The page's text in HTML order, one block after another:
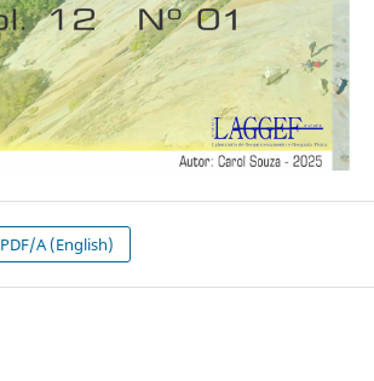
PDF/A (English)